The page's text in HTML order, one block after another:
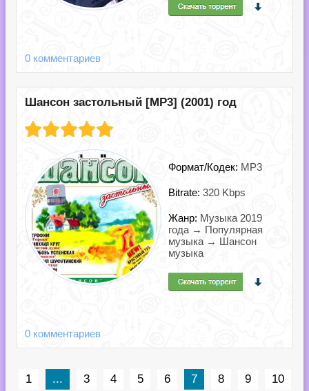
0 комментариев
Шансон застольный [MP3] (2001) год
Формат/Кодек: MP3
Bitrate: 320 Kbps
Жанр: Музыка 2019
года → Популярная
музыка → Шансон
музыка
0 комментариев
1 ... 3 4 5 6 7 8 9 10